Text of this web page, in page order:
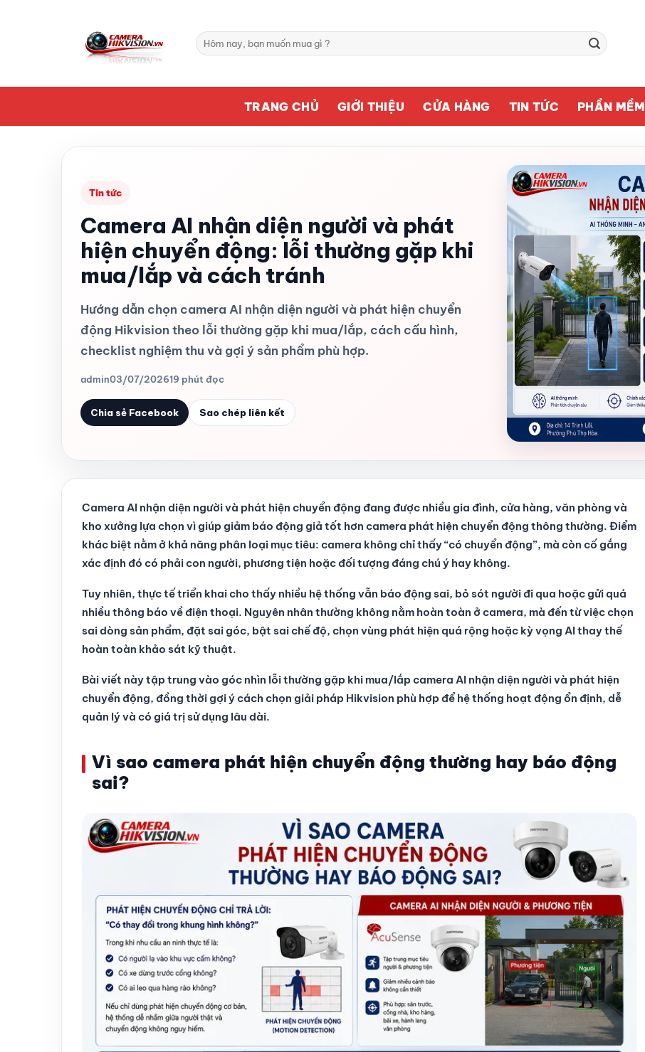
Tìm
kiếm:
TRANG CHỦ GIỚI THIỆU CỬA HÀNG TIN TỨC PHẦN MỀM
Tin tức
Camera AI nhận diện người và phát
hiện chuyển động: lỗi thường gặp khi
mua/lắp và cách tránh
Hướng dẫn chọn camera AI nhận diện người và phát hiện chuyển
động Hikvision theo lỗi thường gặp khi mua/lắp, cách cấu hình,
checklist nghiệm thu và gợi ý sản phẩm phù hợp.
admin03/07/202619 phút đọc
Chia sẻ Facebook Sao chép liên kết
Camera AI nhận diện người và phát hiện chuyển động đang được nhiều gia đình, cửa hàng, văn phòng và
kho xưởng lựa chọn vì giúp giảm báo động giả tốt hơn camera phát hiện chuyển động thông thường. Điểm
khác biệt nằm ở khả năng phân loại mục tiêu: camera không chỉ thấy “có chuyển động”, mà còn cố gắng
xác định đó có phải con người, phương tiện hoặc đối tượng đáng chú ý hay không.
Tuy nhiên, thực tế triển khai cho thấy nhiều hệ thống vẫn báo động sai, bỏ sót người đi qua hoặc gửi quá
nhiều thông báo về điện thoại. Nguyên nhân thường không nằm hoàn toàn ở camera, mà đến từ việc chọn
sai dòng sản phẩm, đặt sai góc, bật sai chế độ, chọn vùng phát hiện quá rộng hoặc kỳ vọng AI thay thế
hoàn toàn khảo sát kỹ thuật.
Bài viết này tập trung vào góc nhìn lỗi thường gặp khi mua/lắp camera AI nhận diện người và phát hiện
chuyển động, đồng thời gợi ý cách chọn giải pháp Hikvision phù hợp để hệ thống hoạt động ổn định, dễ
quản lý và có giá trị sử dụng lâu dài.
Vì sao camera phát hiện chuyển động thường hay báo động
sai?